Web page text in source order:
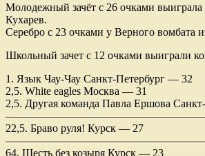
Молодежный зачёт с 26 очками
Кухарев.
Серебро с 23 очками у Верного вомбата
Школьный зачет с 12 очками выиграли
1. Язык Чау-Чау Санкт-Петербург — 32
2,5. White eagles Москва — 31
2,5. Другая команда Павла Ершова
22,5. Браво руля! Курск — 27
64. Шесть без козыря Курск — 23